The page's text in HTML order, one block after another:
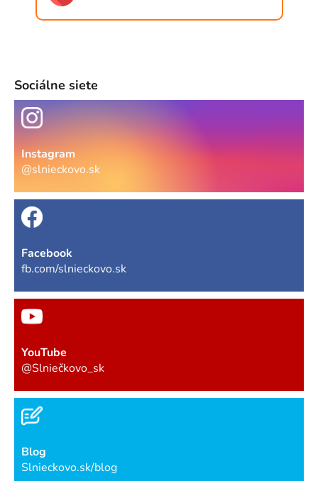
Sociálne siete
Instagram
@slnieckovo.sk
Facebook
fb.com/slnieckovo.sk
YouTube
@Slniečkovo_sk
Blog
Slnieckovo.sk/blog